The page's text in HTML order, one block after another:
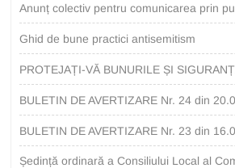
Anunț colectiv pentru comunicarea prin
Ghid de bune practici antisemitism
PROTEJAȚI-VĂ BUNURILE ȘI
BULETIN DE AVERTIZARE Nr. 24 din
BULETIN DE AVERTIZARE Nr. 23 din
Ședință ordinară a Consiliului Local al